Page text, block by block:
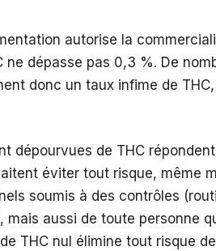
autorise la
ne dépasse pas 0,3 %. De
donc un taux infime de
dépourvues de THC
éviter tout risque, même
soumis à des contrôles
mais aussi de toute personne
THC nul élimine tout risque